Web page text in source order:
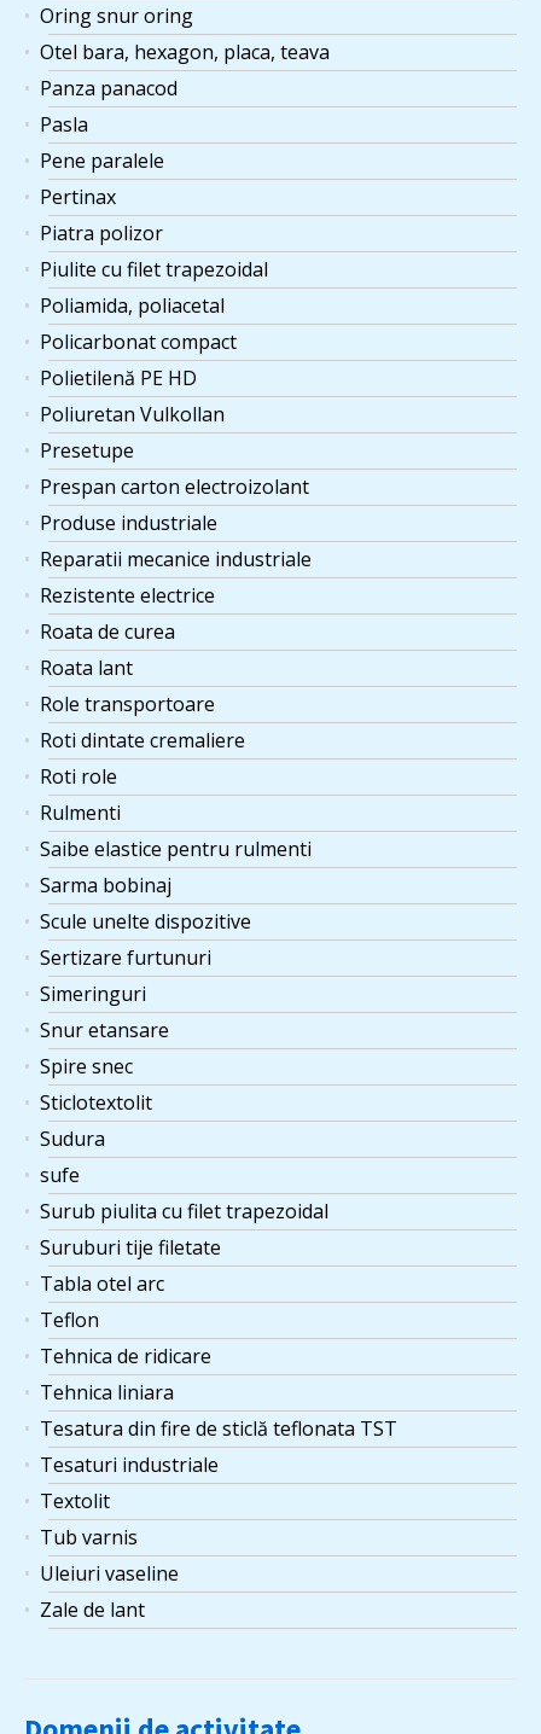
Oring snur oring
Otel bara, hexagon, placa, teava
Panza panacod
Pasla
Pene paralele
Pertinax
Piatra polizor
Piulite cu filet trapezoidal
Poliamida, poliacetal
Policarbonat compact
Polietilenă PE HD
Poliuretan Vulkollan
Presetupe
Prespan carton electroizolant
Produse industriale
Reparatii mecanice industriale
Rezistente electrice
Roata de curea
Roata lant
Role transportoare
Roti dintate cremaliere
Roti role
Rulmenti
Saibe elastice pentru rulmenti
Sarma bobinaj
Scule unelte dispozitive
Sertizare furtunuri
Simeringuri
Snur etansare
Spire snec
Sticlotextolit
Sudura
sufe
Surub piulita cu filet trapezoidal
Suruburi tije filetate
Tabla otel arc
Teflon
Tehnica de ridicare
Tehnica liniara
Tesatura din fire de sticlă teflonata TST
Tesaturi industriale
Textolit
Tub varnis
Uleiuri vaseline
Zale de lant